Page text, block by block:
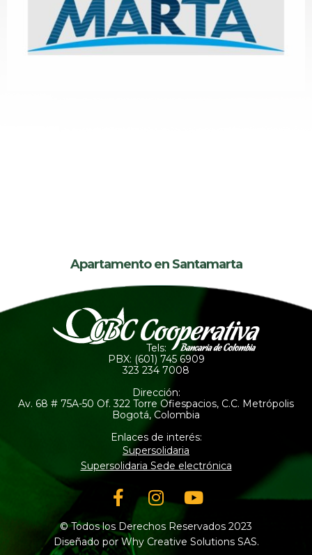
Apartamento en Santamarta
Tels:
PBX: (601) 745 6909
323 234 7008
Dirección:
Av. 68 # 75A-50 Of. 322 Torre Ofiespacios, C.C. Metrópolis
Bogotá, Colombia
Enlaces de interés:
Supersolidaria
Supersolidaria Sede electrónica
Facebook-
f
Instagram
Youtube
© Todos los Derechos Reservados 2023
Diseñado por Why Creative Solutions SAS.